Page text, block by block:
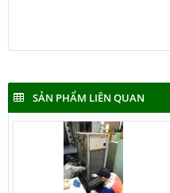
SẢN PHẨM LIÊN QUAN